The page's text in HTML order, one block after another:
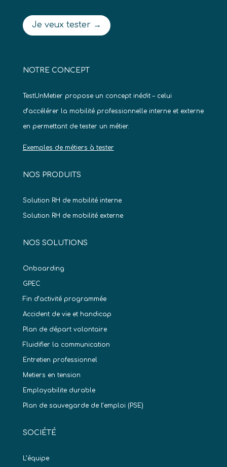
Je veux tester →
NOTRE CONCEPT
TestUnMetier propose un concept inédit – celui
d’accélérer la mobilité professionnelle interne et externe
en permettant de tester un métier.
Exemples de métiers à tester
NOS PRODUITS
Solution RH de mobilité interne
Solution RH de mobilité externe
NOS SOLUTIONS
Onboarding
GPEC
Fin d’activité programmée
Accident de vie et handicap
Plan de départ volontaire
Fluidifier la communication
Entretien professionnel
Metiers en tension
Employabilite durable
Plan de sauvegarde de l’emploi (PSE)
SOCIÉTÉ
L’équipe